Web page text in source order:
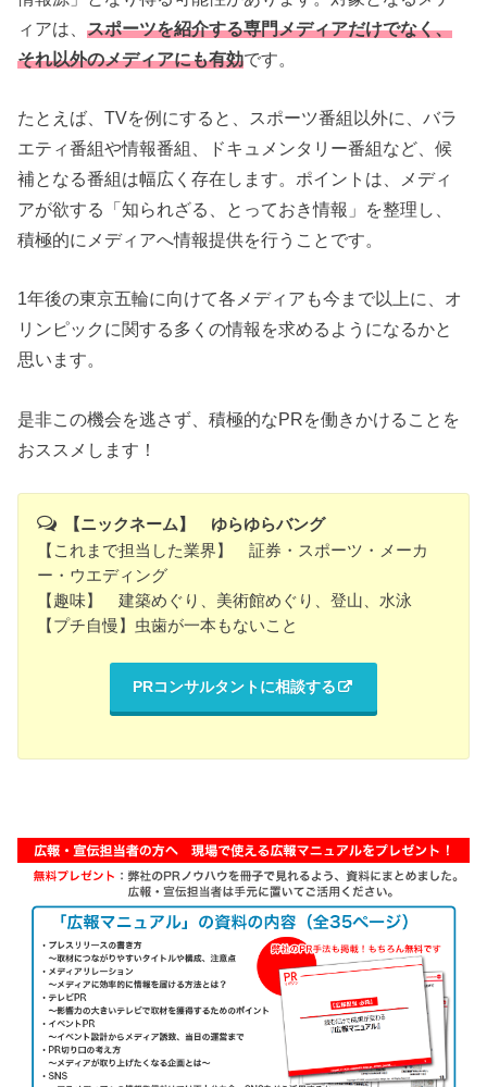
ィアは、スポーツを紹介する専門メディアだけでなく、
それ以外のメディアにも有効です。
たとえば、TVを例にすると、スポーツ番組以外に、バラ
エティ番組や情報番組、ドキュメンタリー番組など、候
補となる番組は幅広く存在します。ポイントは、メディ
アが欲する「知られざる、とっておき情報」を整理し、
積極的にメディアへ情報提供を行うことです。
1年後の東京五輪に向けて各メディアも今まで以上に、オ
リンピックに関する多くの情報を求めるようになるかと
思います。
是非この機会を逃さず、積極的なPRを働きかけることを
おススメします！
【ニックネーム】 ゆらゆらバング
【これまで担当した業界】 証券・スポーツ・メーカ
ー・ウエディング
【趣味】 建築めぐり、美術館めぐり、登山、水泳
【プチ自慢】虫歯が一本もないこと
PRコンサルタントに相談する